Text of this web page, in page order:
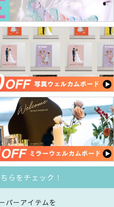
らをチェック！
パーアイテムを